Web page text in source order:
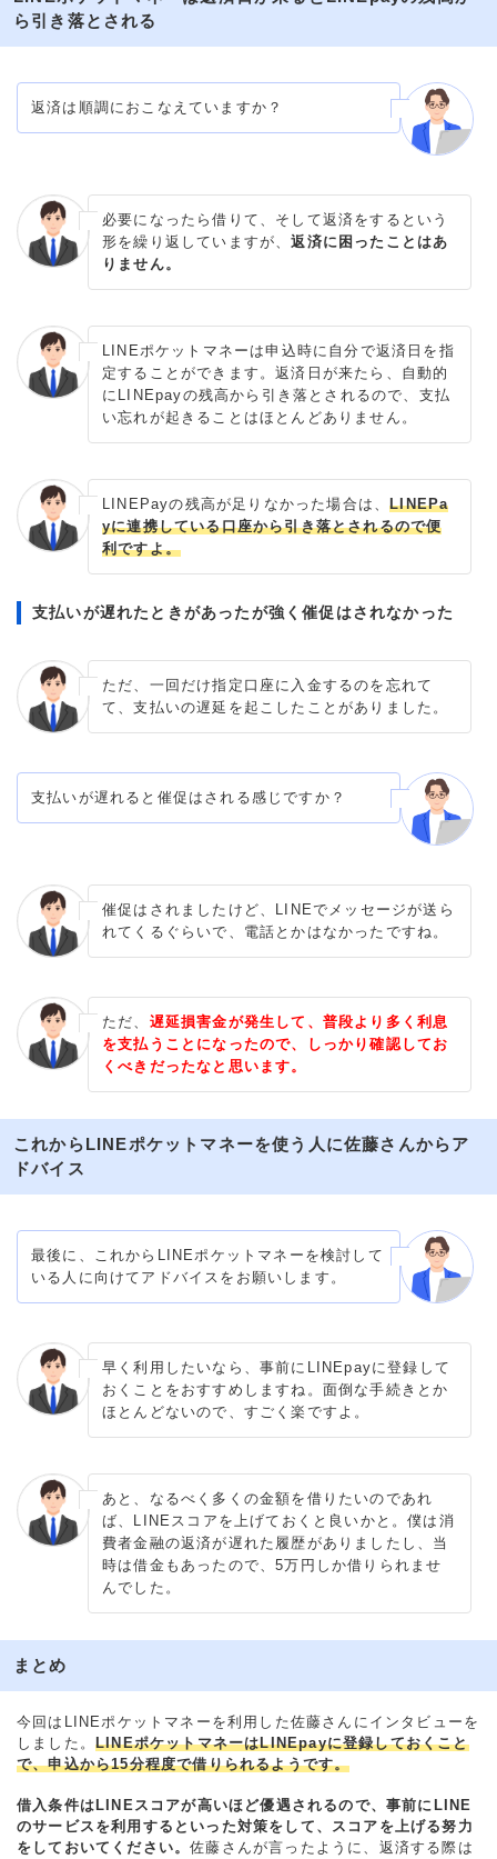
ら引き落とされる
返済は順調におこなえていますか？
必要になったら借りて、そして返済をするという
形を繰り返していますが、返済に困ったことはあ
りません。
LINEポケットマネーは申込時に自分で返済日を指
定することができます。返済日が来たら、自動的
にLINEpayの残高から引き落とされるので、支払
い忘れが起きることはほとんどありません。
LINEPayの残高が足りなかった場合は、LINEPa
yに連携している口座から引き落とされるので便
利ですよ。
支払いが遅れたときがあったが強く催促はされなかった
ただ、一回だけ指定口座に入金するのを忘れて
て、支払いの遅延を起こしたことがありました。
支払いが遅れると催促はされる感じですか？
催促はされましたけど、LINEでメッセージが送ら
れてくるぐらいで、電話とかはなかったですね。
ただ、 遅延損害金が発生して、普段より多く利息
を支払うことになったので、しっかり確認してお
くべきだったなと思います。
これからLINEポケットマネーを使う人に佐藤さんからア
ドバイス
最後に、これからLINEポケットマネーを検討して
いる人に向けてアドバイスをお願いします。
早く利用したいなら、事前にLINEpayに登録して
おくことをおすすめしますね。面倒な手続きとか
ほとんどないので、すごく楽ですよ。
あと、なるべく多くの金額を借りたいのであれ
ば、LINEスコアを上げておくと良いかと。僕は消
費者金融の返済が遅れた履歴がありましたし、当
時は借金もあったので、5万円しか借りられませ
んでした。
まとめ
今回はLINEポケットマネーを利用した佐藤さんにインタビューを
しました。 LINEポケットマネーはLINEpayに登録しておくこと
で、申込から15分程度で借りられるようです。
借入条件はLINEスコアが高いほど優遇されるので、事前にLINE
のサービスを利用するといった対策をして、スコアを上げる努力
をしておいてください。佐藤さんが言ったように、返済する際は